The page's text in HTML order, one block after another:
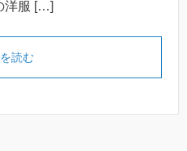
洋服 […]
読む